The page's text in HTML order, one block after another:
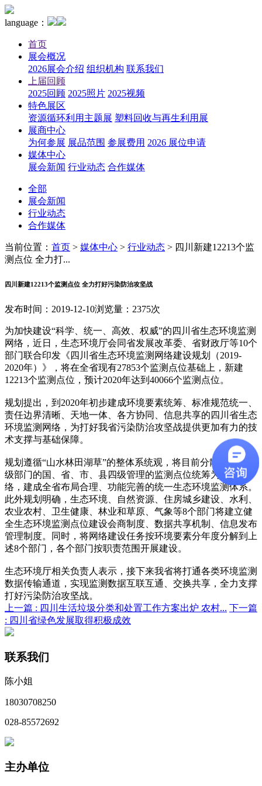
language：
首页
展会概况
2026展会介绍 组织机构 联系我们
上届回顾
2025回顾 2025照片 2025视频
特色展区
资源循环利用主题展 塑料回收与再生利用展
展商中心
为何参展 展品范围 参展费用 2026 展位申请
媒体中心
展会新闻 行业动态 合作媒体
全部
展会新闻
行业动态
合作媒体
当前位置： 首页 > 媒体中心 > 行业动态 > 四川新建12213个监
测点位 全力打...
四川新建12213个监测点位 全力打好污染防治攻坚战
发布时间：2019-12-10浏览量：2375次
为加快建设“科学、统一、高效、权威”的四川省生态环境监测
网络，近日，生态环境厅会同省发展改革委、省财政厅等10个
部门联合印发《四川省生态环境监测网络建设规划（2019-
2020年）》，将在全省现有27853个监测点位基础上，新建
12213个监测点位，预计2020年达到40066个监测点位。
规划提出，到2020年初步建成环境要素统筹、标准规范统一、
责任边界清晰、天地一体、各方协同、信息共享的四川省生态
环境监测网络，为打好我省污染防治攻坚战提供更加有力的技
术支撑与基础保障。
规划遵循“山水林田湖草”的整体系统观，将目前分散在8个省
级部门的国、省、市、县四级管理的监测点位统筹为一个网
络，建成全省布局合理、功能完善的统一生态环境监测体系。
此外规划明确，生态环境、自然资源、住房城乡建设、水利、
农业农村、卫生健康、林业和草原、气象等8个部门将建立健
全生态环境监测点位建设会商制度、数据共享机制、信息发布
管理制度。同时，将网络建设任务按环境要素分年度分解到上
述8个部门，各个部门按职责范围开展建设。
生态环境厅相关负责人表示，接下来我省将打通各类环境监测
数据传输通道，实现监测数据互联互通、交换共享，全力支撑
打好污染防治攻坚战。
上一篇 : 四川生活垃圾分类和处置工作方案出炉 农村... 下一篇
: 四川省绿色发展取得积极成效
联系我们
陈小姐
18030708250
028-85572692
主办单位